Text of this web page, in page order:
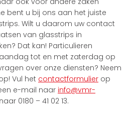
bent u bij ons aan het juiste
Wilt u daarom uw contact
van glasstrips in
Dat kan! Particulieren
tot en met zaterdag op
over onze diensten? Neem
Vul het contactformulier op
e-mail naar info@vmr-
0180 – 41 02 13.